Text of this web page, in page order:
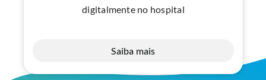
digitalmente no hospital
Saiba mais